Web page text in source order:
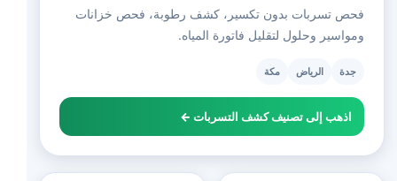
فحص تسربات بدون تكسير، كشف رطوبة، فحص خزانات
ومواسير وحلول لتقليل فاتورة المياه.
جدة الرياض مكة
اذهب إلى تصنيف كشف التسربات ←